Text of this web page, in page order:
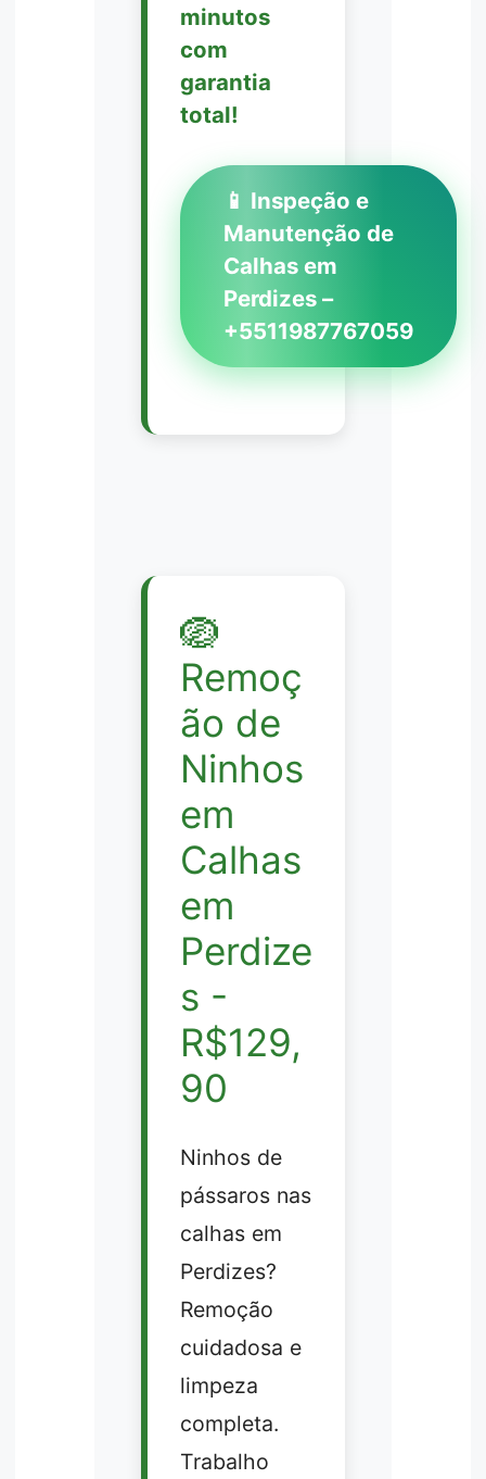
minutos
com
garantia
total!
📱 Inspeção e
Manutenção de
Calhas em
Perdizes –
+5511987767059
🪺
Remoç
ão de
Ninhos
em
Calhas
em
Perdize
s -
R$129,
90
Ninhos de
pássaros nas
calhas em
Perdizes?
Remoção
cuidadosa e
limpeza
completa.
Trabalho